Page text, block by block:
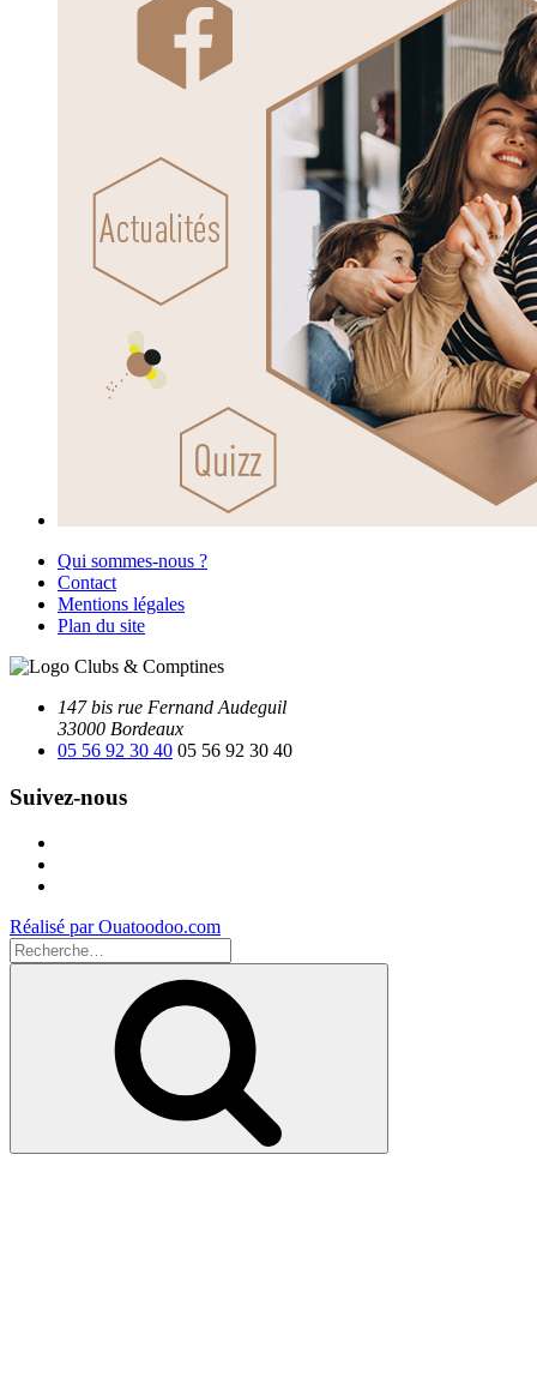
Qui sommes-nous ?
Contact
Mentions légales
Plan du site
147 bis rue Fernand Audeguil
33000 Bordeaux
05 56 92 30 40 05 56 92 30 40
Suivez-nous
Réalisé par Ouatoodoo.com
Recherche
pour